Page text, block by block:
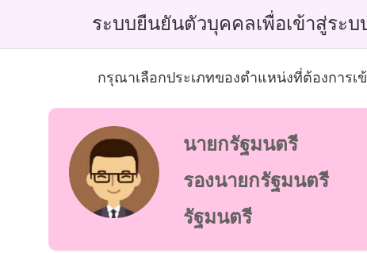
ระบบยืนยันตัวบุคคลเพื่อเข้าสู่ระบ
กรุณาเลือกประเภทของตำแหน่งที่ต้องการเ
นายกรัฐมนตรี
รองนายกรัฐมนตรี
รัฐมนตรี